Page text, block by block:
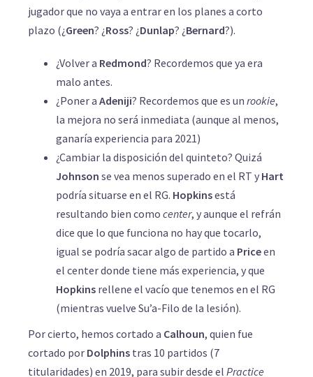
jugador que no vaya a entrar en los planes a corto
plazo (¿Green? ¿Ross? ¿Dunlap? ¿Bernard?).
¿Volver a Redmond? Recordemos que ya era
malo antes.
¿Poner a Adeniji? Recordemos que es un rookie,
la mejora no será inmediata (aunque al menos,
ganaría experiencia para 2021)
¿Cambiar la disposición del quinteto? Quizá
Johnson se vea menos superado en el RT y Hart
podría situarse en el RG. Hopkinsestá
resultando bien como center, y aunque el refrán
dice que lo que funciona no hay que tocarlo,
igual se podría sacar algo de partido a Priceen
el center donde tiene más experiencia, y que
Hopkins rellene el vacío que tenemos en el RG
(mientras vuelve Su’a-Filo de la lesión).
Por cierto, hemos cortado a Calhoun, quien fue
cortado por Dolphins tras 10 partidos (7
titularidades) en 2019, para subir desde el Practice